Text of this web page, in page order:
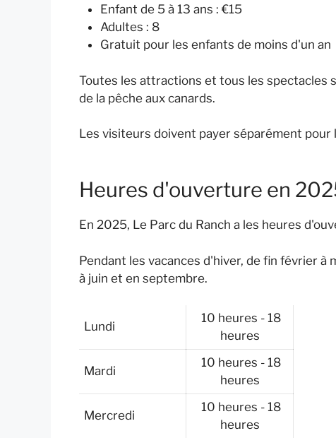
Enfant de 5 à 13 ans : €15
Adultes : 8
Gratuit pour les enfants de moins d'un an
Toutes les attractions et tous les spectacles
de la pêche aux canards.
Les visiteurs doivent payer séparément pour
Heures d'ouverture en
En 2025, Le Parc du Ranch a les heures
Pendant les vacances d'hiver, de fin février à
à juin et en septembre.
Lundi
10 heures - 18
heures
Mardi
10 heures - 18
heures
Mercredi
10 heures - 18
heures